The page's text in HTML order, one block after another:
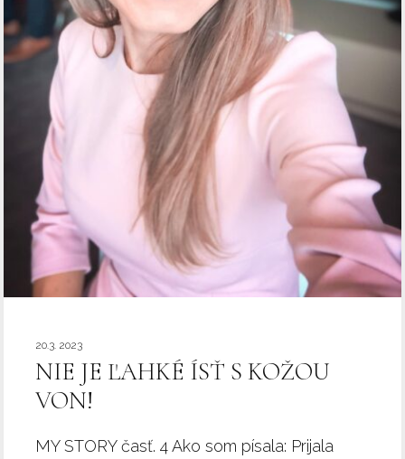
20.3. 2023
NIE JE ĽAHKÉ ÍSŤ S KOŽOU
VON!
MY STORY časť. 4 Ako som písala: Prijala